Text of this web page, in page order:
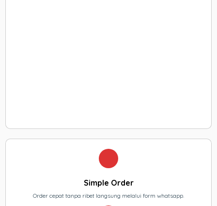
Simple Order
Order cepat tanpa ribet langsung melalui form whatsapp.